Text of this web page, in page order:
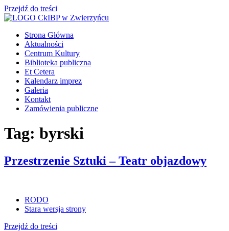
Przejdź do treści
Strona Główna
Aktualności
Centrum Kultury
Biblioteka publiczna
Et Cetera
Kalendarz imprez
Galeria
Kontakt
Zamówienia publiczne
Tag: byrski
Przestrzenie Sztuki – Teatr objazdowy
RODO
Stara wersja strony
Przejdź do treści